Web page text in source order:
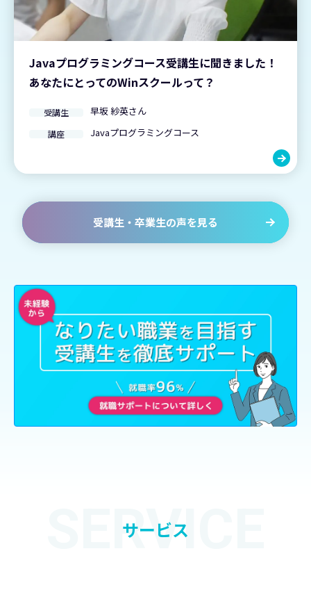
Javaプログラミングコース受講生に聞きました！
あなたにとってのWinスクールって？
受講生 早坂 紗英さん
講座 Javaプログラミングコース
受講生・卒業生の声を見る
SERVICE
サービス